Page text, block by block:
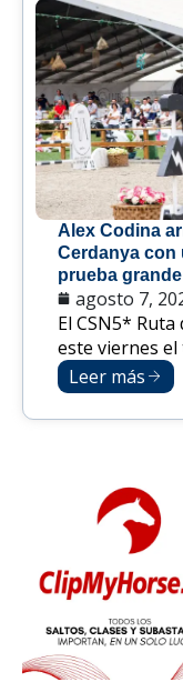
Alex Codina
Cerdanya con
prueba
agosto 7,
El CSN5*
este viernes el
Leer más